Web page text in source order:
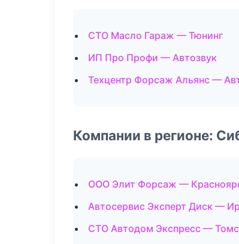
СТО Масло Гараж — Тюнинг
ИП Про Профи — Автозвук
Техцентр Форсаж Альянс —
Компании в регионе:
ООО Элит Форсаж —
Автосервис Эксперт Диск —
СТО Автодом Экспресс —